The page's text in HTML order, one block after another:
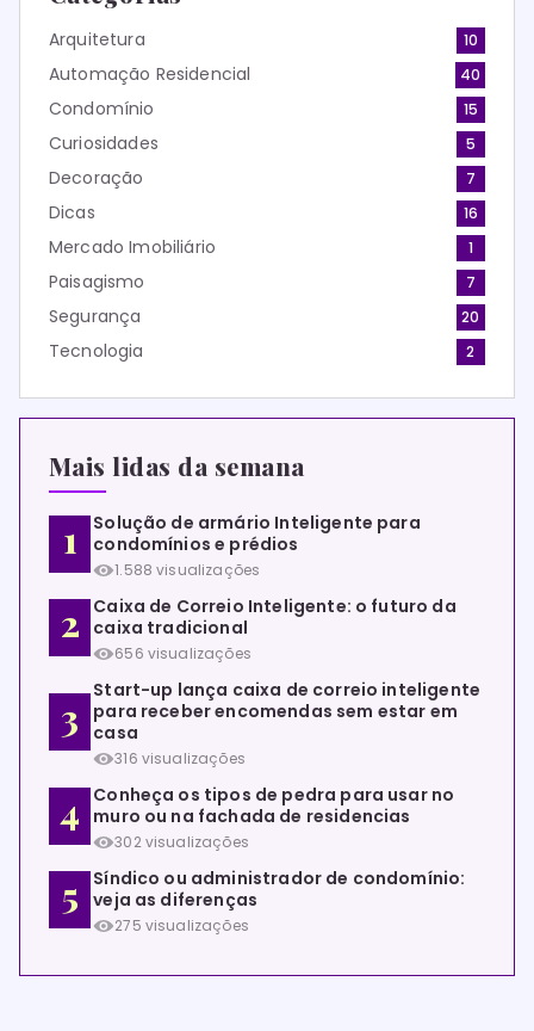
Arquitetura 10
Automação Residencial 40
Condomínio 15
Curiosidades 5
Decoração 7
Dicas 16
Mercado Imobiliário 1
Paisagismo 7
Segurança 20
Tecnologia 2
Mais lidas da semana
Solução de armário Inteligente para
condomínios e prédios
1.588 visualizações
Caixa de Correio Inteligente: o futuro da
caixa tradicional
656 visualizações
Start-up lança caixa de correio inteligente
para receber encomendas sem estar em
casa
316 visualizações
Conheça os tipos de pedra para usar no
muro ou na fachada de residencias
302 visualizações
Síndico ou administrador de condomínio:
veja as diferenças
275 visualizações